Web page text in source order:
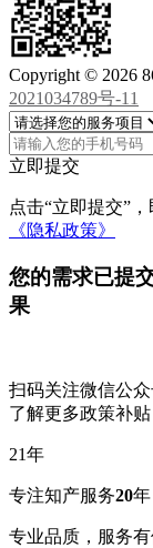
Copyright © 2026
2021034789号-11
立即提交
点击“立即提交”
《隐私政策》
您的需求已提
果
扫码关注微信公
了解更多政策补贴
21年
专注知产服务20年
专业品质，服务